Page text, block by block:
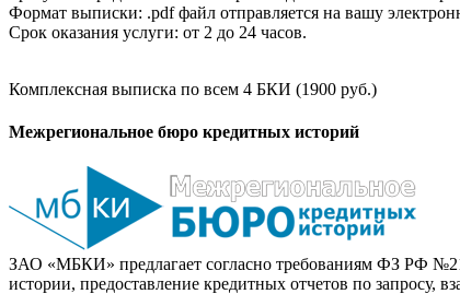
Формат выписки: .pdf файл отправляется на вашу
Срок оказания услуги: от 2 до 24 часов.
Комплексная выписка по всем 4 БКИ (1900 руб.)
Межрегиональное бюро кредитных историй
ЗАО «МБКИ» предлагает согласно требованиям ФЗ РФ
истории, предоставление кредитных отчетов по